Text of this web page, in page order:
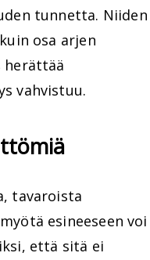
tunnetta. Niiden
osa arjen
herättää
vahvistuu.
tavaroista
esineeseen voi
että sitä ei